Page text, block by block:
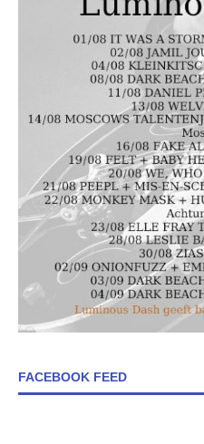
FACEBOOK FEED